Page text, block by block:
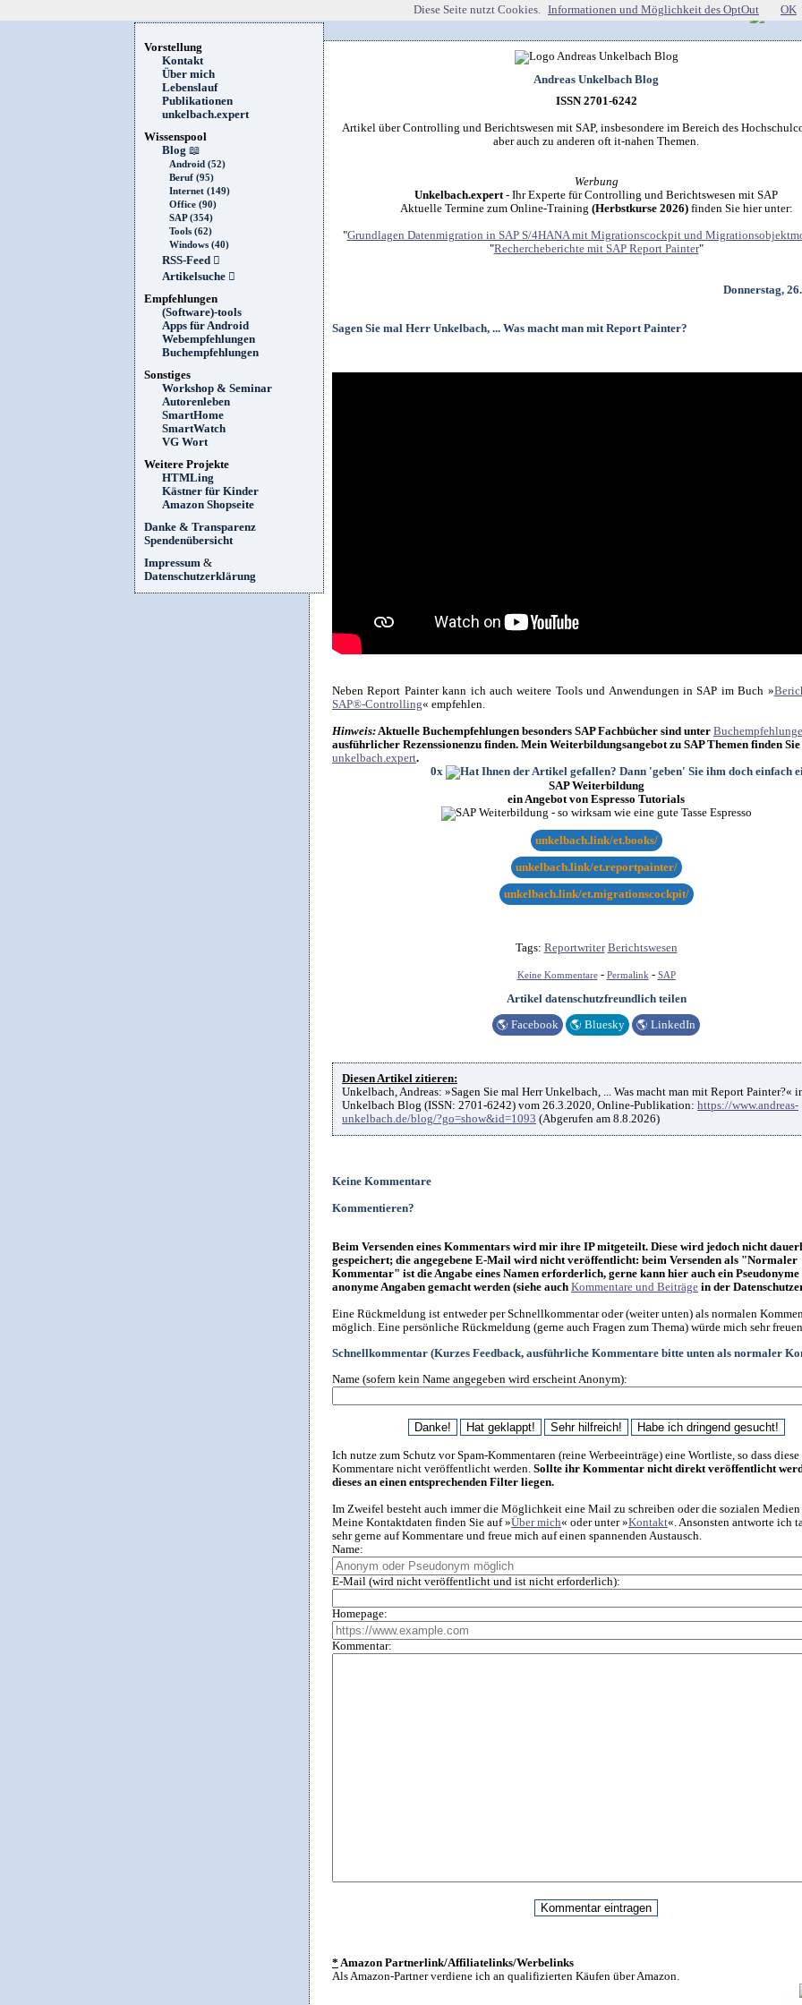
Vorstellung
Kontakt
Über mich
Lebenslauf
Publikationen
unkelbach.expert
Wissenspool
Blog 📖
Android (52)
Beruf (95)
Internet (149)
Office (90)
SAP (354)
Tools (62)
Windows (40)
RSS-Feed 
Artikelsuche 
Empfehlungen
(Software)-tools
Apps für Android
Webempfehlungen
Buchempfehlungen
Sonstiges
Workshop & Seminar
Autorenleben
SmartHome
SmartWatch
VG Wort
Weitere Projekte
HTMLing
Kästner für Kinder
Amazon Shopseite
Danke & Transparenz
Spendenübersicht
Impressum &
Datenschutzerklärung
Andreas Unkelbach Blog
ISSN 2701-6242
Artikel über Controlling und Berichtswesen mit SAP, insbesondere im Bereich des
aber auch zu anderen oft it-nahen Themen.
Werbung
Unkelbach.expert- Ihr Experte für Controlling und Berichtswesen mit SAP
Aktuelle Termine zum Online-Training (Herbstkurse 2026)finden Sie hier unter:
"Grundlagen Datenmigration in SAP S/4HANA mit Migrationscockpit und
"Rechercheberichte mit SAP Report Painter"
Donnerstag,
Sagen Sie mal Herr Unkelbach, ... Was macht man mit Report Painter?
Neben Report Painter kann ich auch weitere Tools und Anwendungen in SAP im Buch »
SAP®-Controlling« empfehlen.
Hinweis:Aktuelle Buchempfehlungen besonders SAP Fachbücher sind unter
ausführlicher Rezenssionenzu finden. Mein Weiterbildungsangebot zu SAP Themen finden
unkelbach.expert.
0x
SAP Weiterbildung
ein Angebot von Espresso Tutorials
unkelbach.link/et.books/
unkelbach.link/et.reportpainter/
unkelbach.link/et.migrationscockpit/
Tags: Reportwriter Berichtswesen
Keine Kommentare- Permalink- SAP
Artikel datenschutzfreundlich teilen
🌎 Facebook 🌎 Bluesky 🌎 LinkedIn
Diesen Artikel zitieren:
Unkelbach, Andreas: »Sagen Sie mal Herr Unkelbach, ... Was macht man mit Report Painter?«
Unkelbach Blog (ISSN: 2701-6242) vom 26.3.2020, Online-Publikation: https://www.andreas-
unkelbach.de/blog/?go=show&id=1093 (Abgerufen am 8.8.2026)
Keine Kommentare
Kommentieren?
Beim Versenden eines Kommentars wird mir ihre IP mitgeteilt. Diese wird jedoch nicht
gespeichert; die angegebene E-Mail wird nicht veröffentlicht: beim Versenden als "Normaler
Kommentar" ist die Angabe eines Namen erforderlich, gerne kann hier auch ein Pseudonyme
anonyme Angaben gemacht werden (siehe auch Kommentare und Beiträge in der
Eine Rückmeldung ist entweder per Schnellkommentar oder (weiter unten) als normalen
möglich. Eine persönliche Rückmeldung (gerne auch Fragen zum Thema) würde mich sehr
Schnellkommentar (Kurzes Feedback, ausführliche Kommentare bitte unten als normaler
Name (sofern kein Name angegeben wird erscheint Anonym):
Ich nutze zum Schutz vor Spam-Kommentaren (reine Werbeeinträge) eine Wortliste, so dass diese
Kommentare nicht veröffentlicht werden. Sollte ihr Kommentar nicht direkt veröffentlicht
dieses an einen entsprechenden Filter liegen.
Im Zweifel besteht auch immer die Möglichkeit eine Mail zu schreiben oder die sozialen Medien
Meine Kontaktdaten finden Sie auf »Über mich« oder unter »Kontakt«. Ansonsten antworte ich
sehr gerne auf Kommentare und freue mich auf einen spannenden Austausch.
Name:
E-Mail (wird nicht veröffentlicht und ist nicht erforderlich):
Homepage:
Kommentar:
* Amazon Partnerlink/Affiliatelinks/Werbelinks
Als Amazon-Partner verdiene ich an qualifizierten Käufen über Amazon.
Diese Seite nutzt Cookies. Informationen und Möglichkeit des OptOut OK